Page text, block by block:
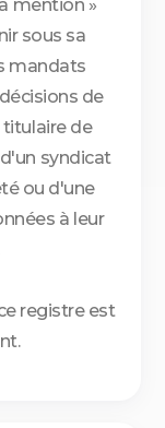
mention »
sous sa
mandats
de
de
syndicat
ou d'une
à leur
registre est